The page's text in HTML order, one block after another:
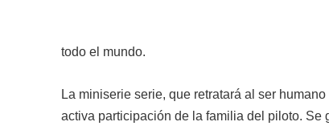
todo el mundo.
La miniserie serie, que retratará al ser
activa participación de la familia del piloto. Se